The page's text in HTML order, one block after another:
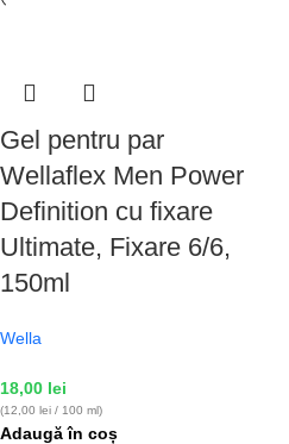
Gel pentru par
Wellaflex Men Power
Definition cu fixare
Ultimate, Fixare 6/6,
150ml
Wella
18,00 lei
(12,00 lei / 100 ml)
Adaugă în coș